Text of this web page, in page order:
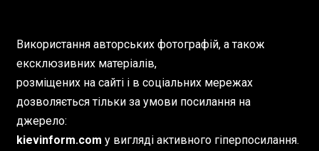
Використання авторських фотографій, а також
ексклюзивних матеріалів,
розміщених на сайті і в соціальних мережах
дозволяється тільки за умови посилання на
джерело:
kievinform.com у вигляді активного гіперпосилання.